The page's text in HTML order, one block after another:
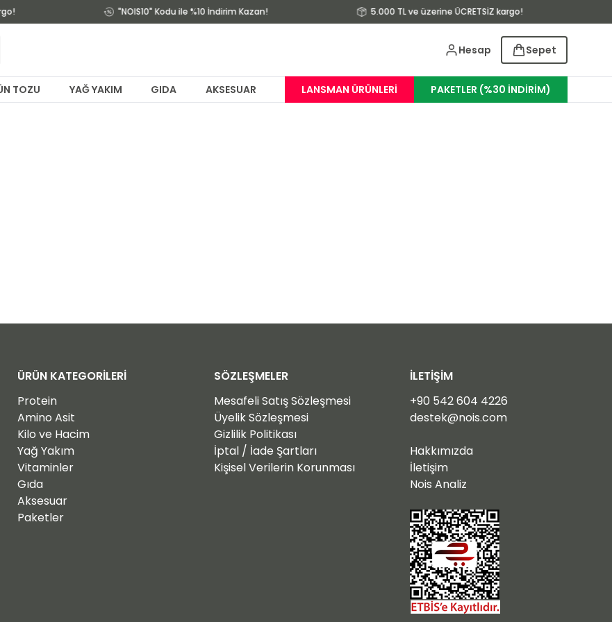
"NOIS10" Kodu ile %10 İndirim Kazan! 5.000 TL ve üzerine ÜCRETSİZ kargo!
Hesap Sepet
TOZU YAĞ YAKIM GIDA AKSESUAR LANSMAN ÜRÜNLERI PAKETLER (%30 İNDİRİM)
ÜRÜN KATEGORİLERİ
Protein
Amino Asit
Kilo ve Hacim
Yağ Yakım
Vitaminler
Gıda
Aksesuar
Paketler
SÖZLEŞMELER
Mesafeli Satış Sözleşmesi
Üyelik Sözleşmesi
Gizlilik Politikası
İptal / İade Şartları
Kişisel Verilerin Korunması
İLETİŞİM
+90 542 604 4226
destek@nois.com
Hakkımızda
İletişim
Nois Analiz